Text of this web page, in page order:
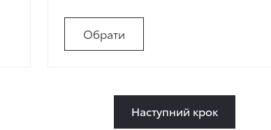
Обрати
Наступний крок